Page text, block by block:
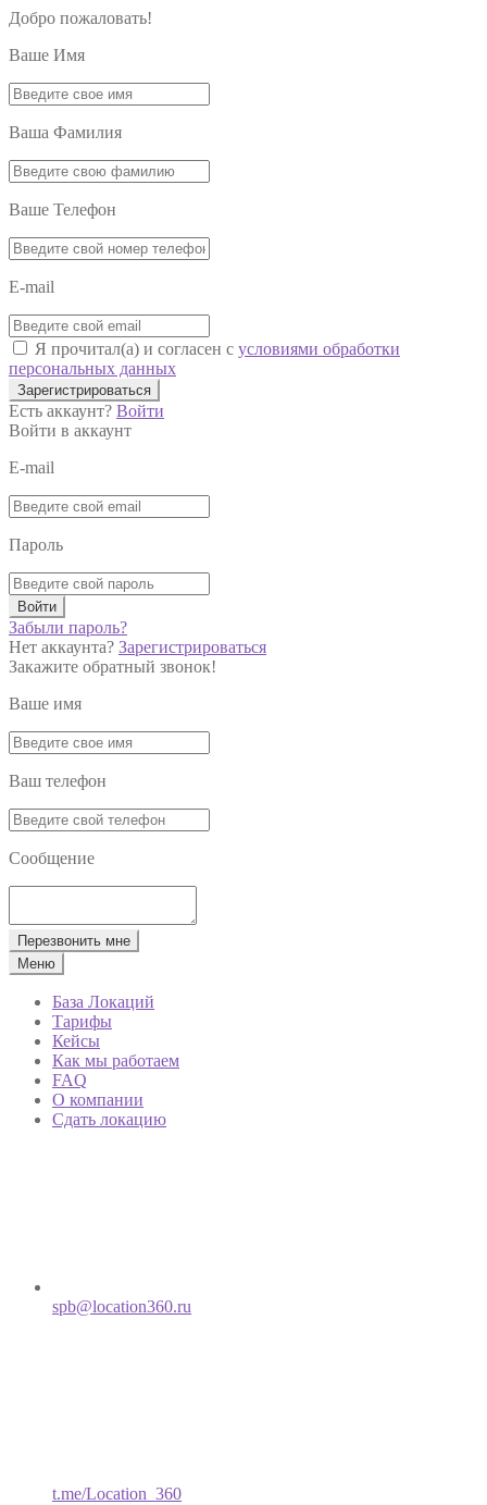
Добро пожаловать!
Ваше Имя
Ваша Фамилия
Ваше Телефон
E-mail
Я прочитал(а) и согласен с условиями обработки
персональных данных
Зарегистрироваться
Есть аккаунт? Войти
Войти в аккаунт
E-mail
Пароль
Войти
Забыли пароль?
Нет аккаунта? Зарегистрироваться
Закажите обратный звонок!
Ваше имя
Ваш телефон
Сообщение
Перезвонить мне
Меню
База Локаций
Тарифы
Кейсы
Как мы работаем
FAQ
О компании
Сдать локацию
spb@location360.ru
t.me/Location_360